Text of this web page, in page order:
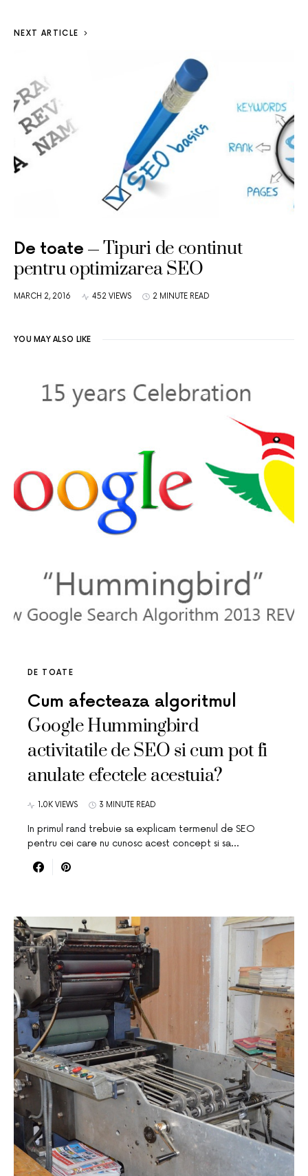
NEXT ARTICLE
De toate
Tipuri de continut
pentru optimizarea SEO
MARCH 2, 2016 452 VIEWS 2 MINUTE READ
YOU MAY ALSO LIKE
DE TOATE
Cum afecteaza algoritmul
Google Hummingbird
activitatile de SEO si cum pot fi
anulate efectele acestuia?
1.0K VIEWS 3 MINUTE READ
In primul rand trebuie sa explicam termenul de SEO
pentru cei care nu cunosc acest concept si sa…